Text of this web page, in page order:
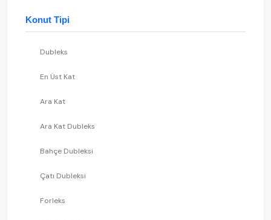
Konut Tipi
Dubleks
En Üst Kat
Ara Kat
Ara Kat Dubleks
Bahçe Dubleksi
Çatı Dubleksi
Forleks